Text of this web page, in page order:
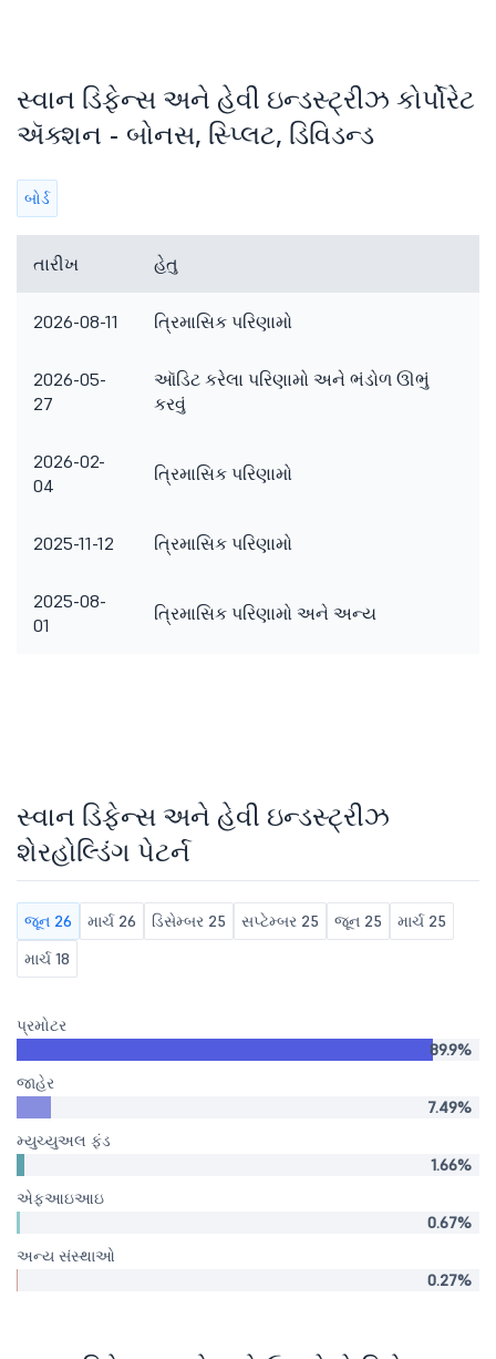
સ્વાન ડિફેન્સ અને હેવી ઇન્ડસ્ટ્રીઝ કોર્પોરેટ
ઍક્શન - બોનસ, સ્પ્લિટ, ડિવિડન્ડ
બોર્ડ
તારીખ હેતુ
2026-08-11 ત્રિમાસિક પરિણામો
2026-05-
27
ઑડિટ કરેલા પરિણામો અને ભંડોળ ઊભું
કરવું
2026-02-
04
ત્રિમાસિક પરિણામો
2025-11-12 ત્રિમાસિક પરિણામો
2025-08-
01
ત્રિમાસિક પરિણામો અને અન્ય
સ્વાન ડિફેન્સ અને હેવી ઇન્ડસ્ટ્રીઝ
શેરહોલ્ડિંગ પેટર્ન
જૂન 26 માર્ચ 26 ડિસેમ્બર 25 સપ્ટેમ્બર 25 જૂન 25
માર્ચ 25
માર્ચ 18
પ્રમોટર
89.9%
જાહેર
7.49%
મ્યુચ્યુઅલ ફંડ
1.66%
એફઆઇઆઇ
0.67%
અન્ય સંસ્થાઓ
0.27%